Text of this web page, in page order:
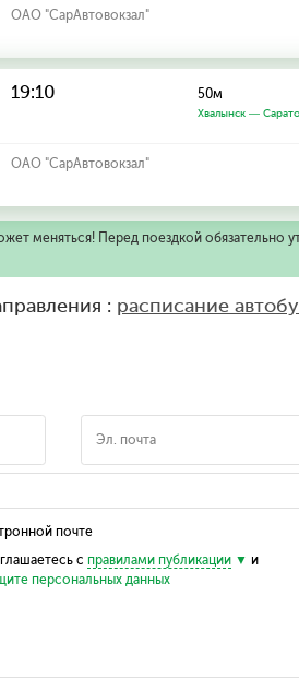
ОАО "СарАвтовокзал"
19:10 50м
Хвалынск —
ОАО "СарАвтовокзал"
меняться! Перед поездкой обязательно
: расписание
почте
с правилами публикации
и
персональных данных